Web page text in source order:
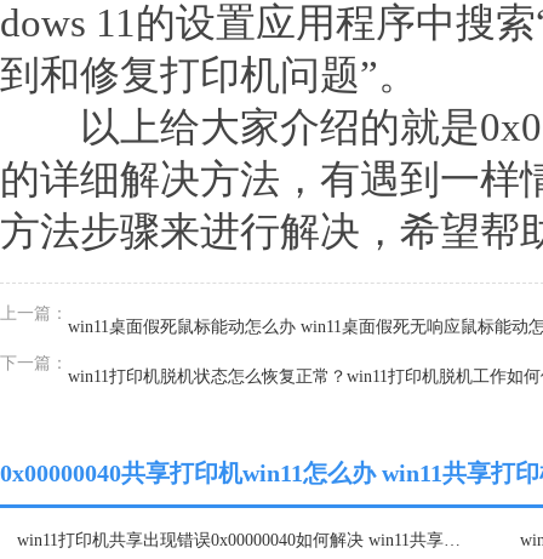
dows 11的设置应用程序中搜
到和修复打印机问题”。
以上给大家介绍的就是
的详细解决方法，有遇到一样
方法步骤来进行解决，希望帮
上一篇：
win11桌面假死鼠标能动怎么办 win11桌面假死无响应鼠标能动
下一篇：
win11打印机脱机状态怎么恢复正常？win11打印机脱机工作如
0x00000040共享打印机win11怎么办 win11共享打
win11打印机共享出现错误0x00000040如何解决 win11共享打印机出现错误0x00000040怎么办